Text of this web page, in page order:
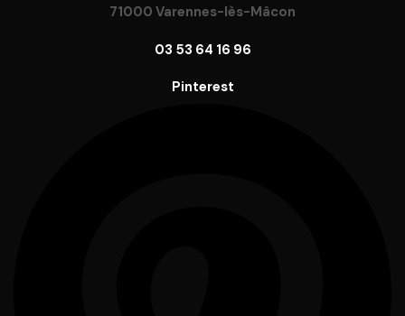
71000 Varennes-lès-Mâcon
03 53 64 16 96
Pinterest